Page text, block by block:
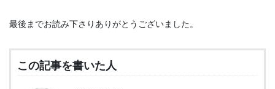
最後までお読み下さりありがとうございました。
この記事を書いた人